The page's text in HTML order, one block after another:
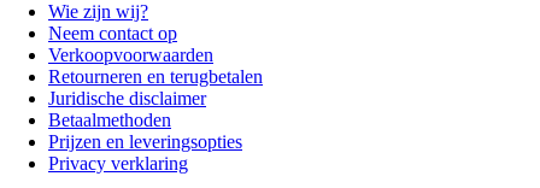
Wie zijn wij?
Neem contact op
Verkoopvoorwaarden
Retourneren en terugbetalen
Juridische disclaimer
Betaalmethoden
Prijzen en leveringsopties
Privacy verklaring